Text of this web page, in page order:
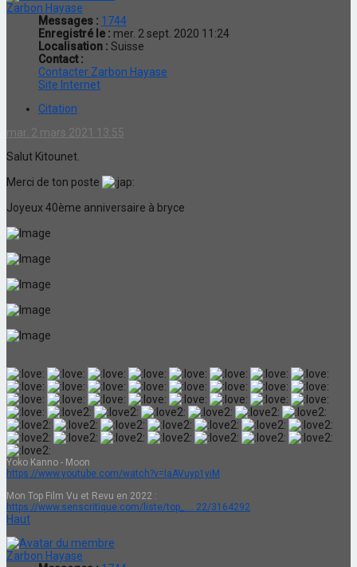
Zarbon Hayase
Messages : 1744
Enregistré le : mer. 2 sept. 2020 11:24
Localisation : Suisse
Contact :
Contacter Zarbon Hayase
Site Internet
Citation
mar. 2 mars 2021 13:55
Salut Kitounet.
Merci de ton poste
Joyeux 40ème anniversaire à bryce
Yoko Kanno - Moon
https://www.youtube.com/watch?v=IaAVuyp1yiM
Mon Top Film Vu et Revu en 2022 :
https://www.senscritique.com/liste/top_ ... 22/3164292
Haut
Zarbon Hayase